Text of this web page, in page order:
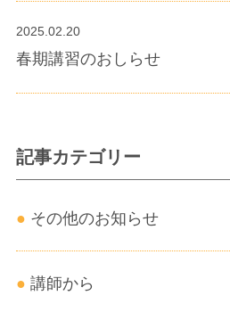
2025.02.20
春期講習のおしらせ
記事カテゴリー
その他のお知らせ
講師から